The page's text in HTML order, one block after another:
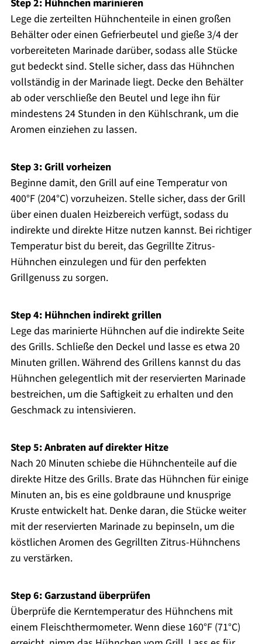
Step 2: Hühnchen marinieren
Lege die zerteilten Hühnchenteile in einen großen
Behälter oder einen Gefrierbeutel und gieße 3/4 der
vorbereiteten Marinade darüber, sodass alle Stücke
gut bedeckt sind. Stelle sicher, dass das Hühnchen
vollständig in der Marinade liegt. Decke den Behälter
ab oder verschließe den Beutel und lege ihn für
mindestens 24 Stunden in den Kühlschrank, um die
Aromen einziehen zu lassen.
Step 3: Grill vorheizen
Beginne damit, den Grill auf eine Temperatur von
400°F (204°C) vorzuheizen. Stelle sicher, dass der Grill
über einen dualen Heizbereich verfügt, sodass du
indirekte und direkte Hitze nutzen kannst. Bei richtiger
Temperatur bist du bereit, das Gegrillte Zitrus-
Hühnchen einzulegen und für den perfekten
Grillgenuss zu sorgen.
Step 4: Hühnchen indirekt grillen
Lege das marinierte Hühnchen auf die indirekte Seite
des Grills. Schließe den Deckel und lasse es etwa 20
Minuten grillen. Während des Grillens kannst du das
Hühnchen gelegentlich mit der reservierten Marinade
bestreichen, um die Saftigkeit zu erhalten und den
Geschmack zu intensivieren.
Step 5: Anbraten auf direkter Hitze
Nach 20 Minuten schiebe die Hühnchenteile auf die
direkte Hitze des Grills. Brate das Hühnchen für einige
Minuten an, bis es eine goldbraune und knusprige
Kruste entwickelt hat. Denke daran, die Stücke weiter
mit der reservierten Marinade zu bepinseln, um die
köstlichen Aromen des Gegrillten Zitrus-Hühnchens
zu verstärken.
Step 6: Garzustand überprüfen
Überprüfe die Kerntemperatur des Hühnchens mit
einem Fleischthermometer. Wenn diese 160°F (71°C)